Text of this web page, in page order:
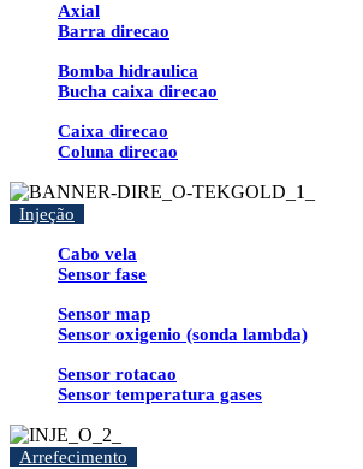
Axial
Barra direcao
Bomba hidraulica
Bucha caixa direcao
Caixa direcao
Coluna direcao
Injeção
Cabo vela
Sensor fase
Sensor map
Sensor oxigenio (sonda lambda)
Sensor rotacao
Sensor temperatura gases
Arrefecimento